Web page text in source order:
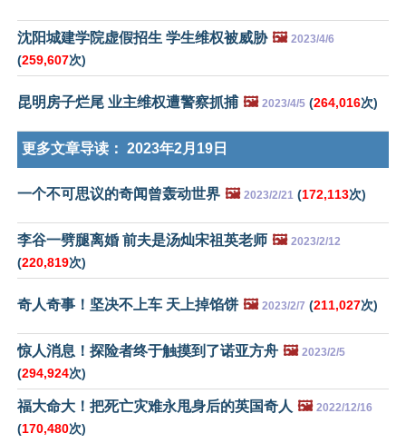
沈阳城建学院虚假招生 学生维权被威胁 🖼️ 2023/4/6
(259,607次)
昆明房子烂尾 业主维权遭警察抓捕 🖼️ 2023/4/5 (264,016次)
更多文章导读： 2023年2月19日
一个不可思议的奇闻曾轰动世界 🖼️ 2023/2/21 (172,113次)
李谷一劈腿离婚 前夫是汤灿宋祖英老师 🖼️ 2023/2/12
(220,819次)
奇人奇事！坚决不上车 天上掉馅饼 🖼️ 2023/2/7 (211,027次)
惊人消息！探险者终于触摸到了诺亚方舟 🖼️ 2023/2/5
(294,924次)
福大命大！把死亡灾难永甩身后的英国奇人 🖼️ 2022/12/16
(170,480次)